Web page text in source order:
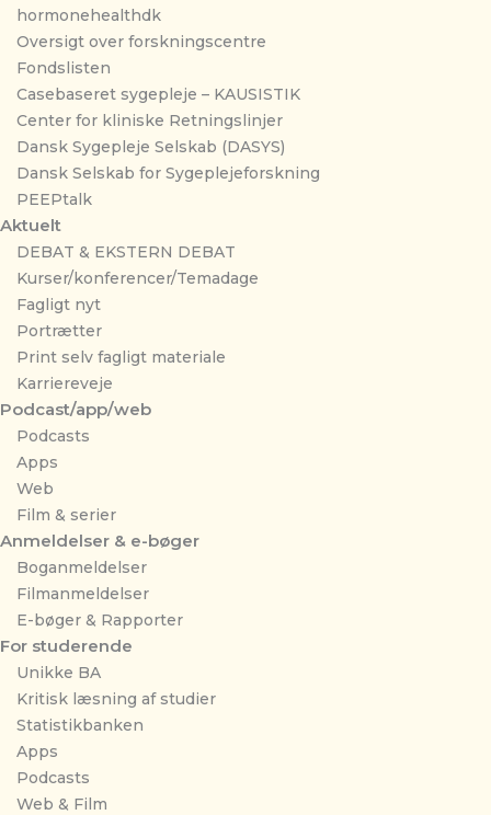
hormonehealthdk
Oversigt over forskningscentre
Fondslisten
Casebaseret sygepleje – KAUSISTIK
Center for kliniske Retningslinjer
Dansk Sygepleje Selskab (DASYS)
Dansk Selskab for Sygeplejeforskning
PEEPtalk
Aktuelt
DEBAT & EKSTERN DEBAT
Kurser/konferencer/Temadage
Fagligt nyt
Portrætter
Print selv fagligt materiale
Karriereveje
Podcast/app/web
Podcasts
Apps
Web
Film & serier
Anmeldelser & e-bøger
Boganmeldelser
Filmanmeldelser
E-bøger & Rapporter
For studerende
Unikke BA
Kritisk læsning af studier
Statistikbanken
Apps
Podcasts
Web & Film